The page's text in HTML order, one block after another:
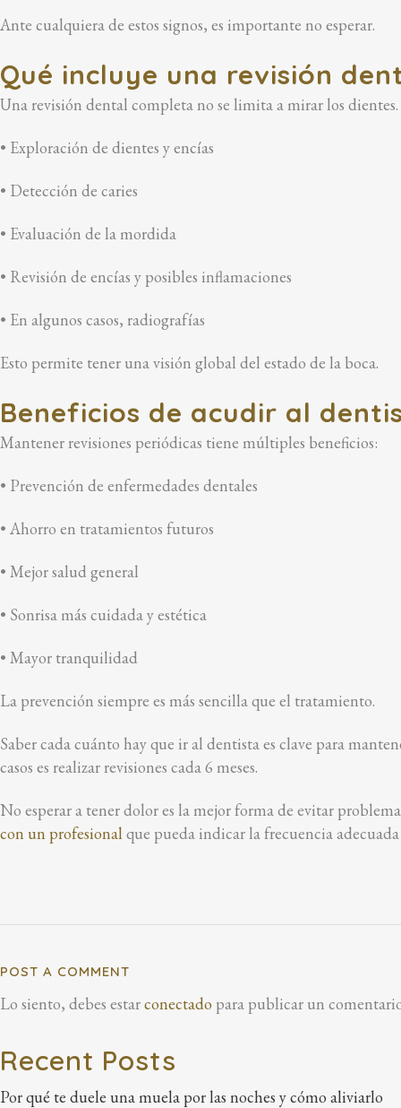
Ante cualquiera de estos signos, es importante no esperar.
Qué incluye una revisión
Una revisión dental completa no se limita a mirar los
• Exploración de dientes y encías
• Detección de caries
• Evaluación de la mordida
• Revisión de encías y posibles inflamaciones
• En algunos casos, radiografías
Esto permite tener una visión global del estado de la boca.
Beneficios de acudir al
Mantener revisiones periódicas tiene múltiples beneficios:
• Prevención de enfermedades dentales
• Ahorro en tratamientos futuros
• Mejor salud general
• Sonrisa más cuidada y estética
• Mayor tranquilidad
La prevención siempre es más sencilla que el tratamiento.
Saber cada cuánto hay que ir al dentista es clave para
casos es realizar revisiones cada 6 meses.
No esperar a tener dolor es la mejor forma de evitar
con un profesional que pueda indicar la frecuencia adecuada
POST A COMMENT
Lo siento, debes estarconectado para publicar un
Recent Posts
Por qué te duele una muela por las noches y cómo aliviarlo